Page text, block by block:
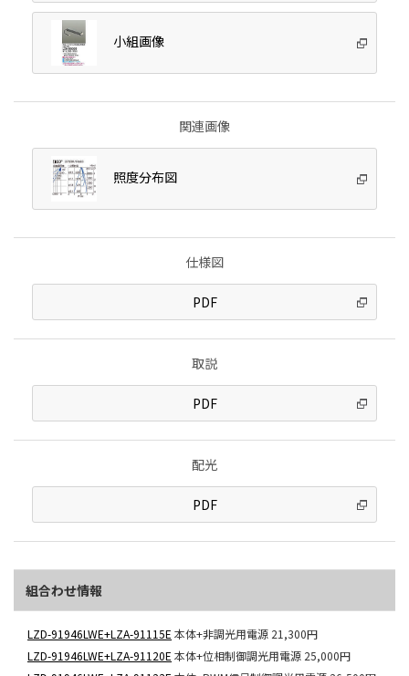
小組画像
関連画像
照度分布図
仕様図
PDF
取説
PDF
配光
PDF
組合わせ情報
LZD-91946LWE+LZA-91115E 本体+非調光用電源 21,300円
LZD-91946LWE+LZA-91120E 本体+位相制御調光用電源 25,000円